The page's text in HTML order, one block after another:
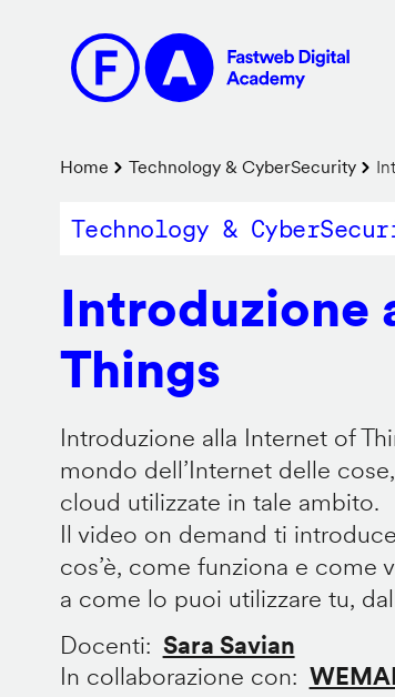
contenuto
principale
Briciole
di
Home Technology & CyberSecurity
Technology &
Introduzione
Things
Introduzione alla Internet of
mondo dell’Internet delle
cloud utilizzate in tale ambito.
Il video on demand ti
cos’è, come funziona e come
a come lo puoi utilizzare tu,
Docenti
Sara Savian
In collaborazione con